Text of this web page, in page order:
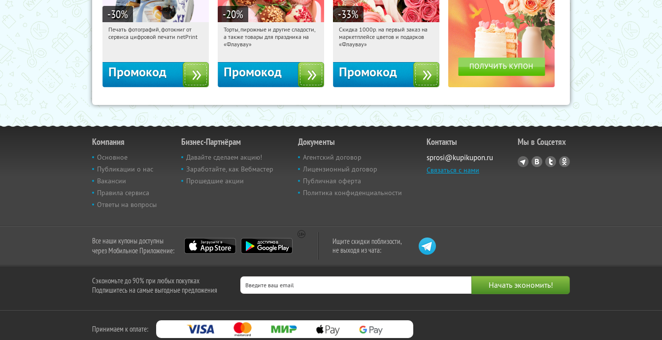
-30%
11:07:51 Получили:
Печать фотографий, фотокниг от
сервиса цифровой печати netPrint
Промокод
-20%
11:07:51 Получили:
Россия
Торты, пирожные и другие сладости,
а также товары для праздника на
«Флаувау»
Промокод
-33%
11:07:51 Получили:
Россия
Скидка 1000р. на первый заказ на
маркетплейсе цветов и подарков
«Флаувау»
Промокод
Компания
Основное
Публикации о нас
Вакансии
Правила сервиса
Ответы на вопросы
Бизнес-Партнёрам
Давайте сделаем акцию!
Заработайте, как Вебмастер
Прошедшие акции
Документы
Агентский договор
Лицензионный договор
Публичная оферта
Политика конфиденциальности
Контакты
sprosi@kupikupon.ru
Связаться с нами
Мы в Соцсетях
Все наши купоны доступны
через Мобильное Приложение:
Ищите скидки поблизости,
не выходя из чата:
Сэкономьте до 90% при любых покупках
Подпишитесь на самые выгодные предложения
Принимаем к оплате: